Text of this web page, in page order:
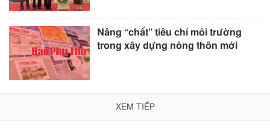
Nâng “chất” tiêu chí môi trường
trong xây dựng nông thôn mới
XEM TIẾP